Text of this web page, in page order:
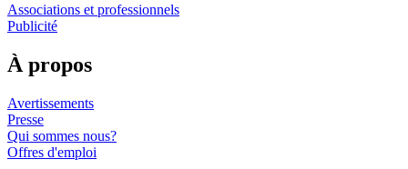
Associations et professionnels
Publicité
À propos
Avertissements
Presse
Qui sommes nous?
Offres d'emploi